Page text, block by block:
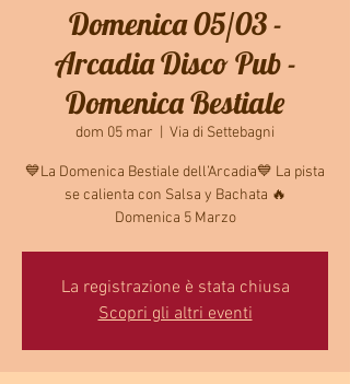
Domenica 05/03 -
Arcadia Disco Pub -
Domenica Bestiale
dom 05 mar Via di Settebagni
💙La Domenica Bestiale dell’Arcadia💙 La pista
se calienta con Salsa y Bachata 🔥
Domenica 5 Marzo
La registrazione è stata chiusa
Scopri gli altri eventi